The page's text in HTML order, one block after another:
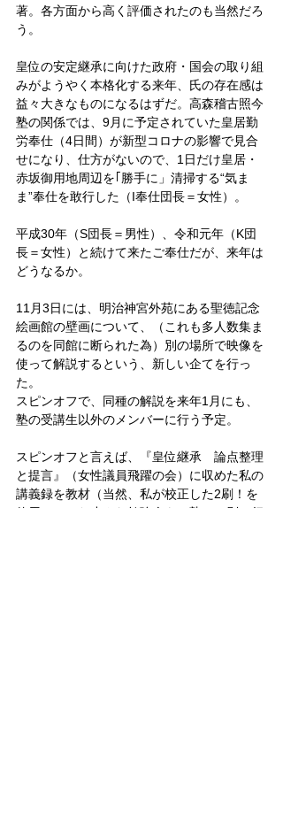
著。各方面から高く評価されたのも当然だろ
う。
皇位の安定継承に向けた政府・国会の取り組
みがようやく本格化する来年、氏の存在感は
益々大きなものになるはずだ。高森稽古照今
塾の関係では、9月に予定されていた皇居勤
労奉仕（4日間）が新型コロナの影響で見合
せになり、仕方がないので、1日だけ皇居・
赤坂御用地周辺を｢勝手に」清掃する“気ま
ま”奉仕を敢行した（I奉仕団長＝女性）。
平成30年（S団長＝男性）、令和元年（K団
長＝女性）と続けて来たご奉仕だが、来年は
どうなるか。
11月3日には、明治神宮外苑にある聖徳記念
絵画館の壁画について、（これも多人数集ま
るのを同館に断られた為）別の場所で映像を
使って解説するという、新しい企てを行っ
た。
スピンオフで、同種の解説を来年1月にも、
塾の受講生以外のメンバーに行う予定。
スピンオフと言えば、『皇位継承　論点整理
と提言』（女性議員飛躍の会）に収めた私の
講義録を教材（当然、私が校正した2刷！を
使用）にした小さな勉強会も、塾とは別に行